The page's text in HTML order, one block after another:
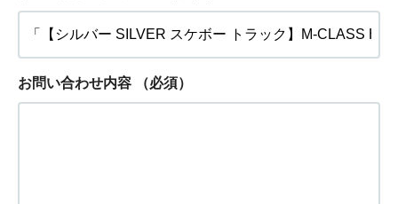
お問い合わせ内容 （必須）